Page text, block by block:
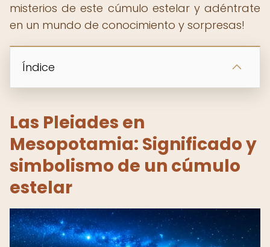
misterios de este cúmulo estelar y adéntrate
en un mundo de conocimiento y sorpresas!
Índice
Las Pleiades en
Mesopotamia: Significado y
simbolismo de un cúmulo
estelar